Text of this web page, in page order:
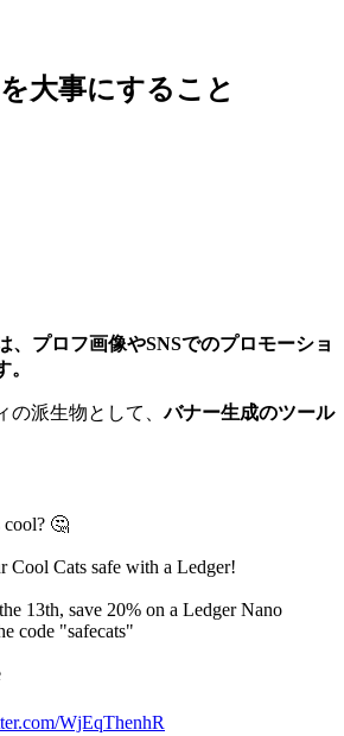
大事にすること
、プロフ画像やSNSでのプロモーショ
の派生物として、バナー生成のツール
cool? 🤔
Cool Cats safe with a Ledger!
13th, save 20% on a Ledger Nano
code "safecats"
WjEqThenhR